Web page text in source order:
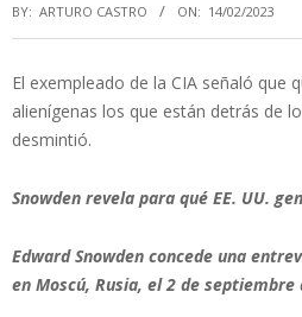
BY: ARTURO CASTRO ON: 14/02/2023
El exempleado de la CIA señaló que
alienígenas los que están detrás de
desmintió.
Snowden revela para qué EE. UU.
Edward Snowden concede una
en Moscú, Rusia, el 2 de septiembre